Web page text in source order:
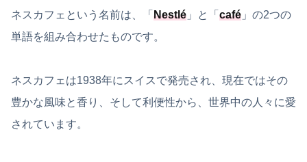
ネスカフェという名前は、「 Nestlé 」と「 café 」の2つの
単語を組み合わせたものです。
ネスカフェは1938年にスイスで発売され、現在ではその
豊かな風味と香り、そして利便性から、世界中の人々に愛
されています。